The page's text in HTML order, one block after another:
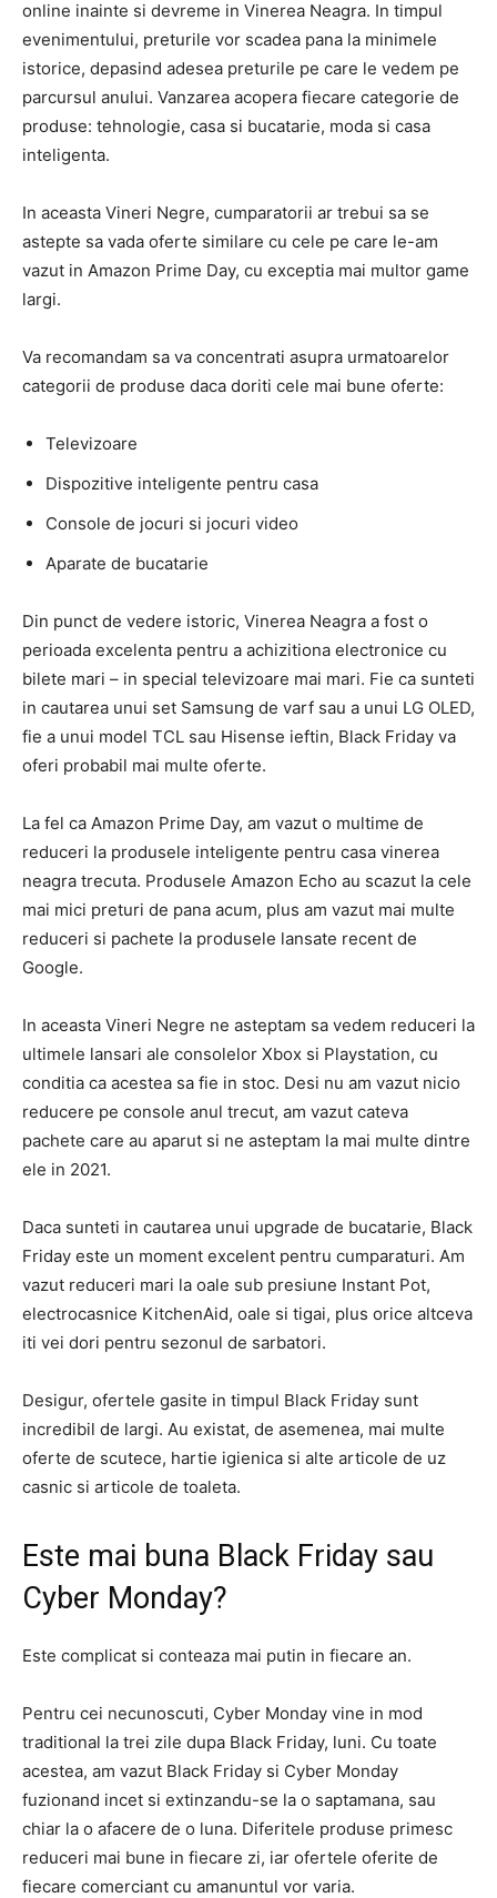
online inainte si devreme in Vinerea Neagra. In timpul
evenimentului, preturile vor scadea pana la minimele
istorice, depasind adesea preturile pe care le vedem pe
parcursul anului. Vanzarea acopera fiecare categorie de
produse: tehnologie, casa si bucatarie, moda si casa
inteligenta.
In aceasta Vineri Negre, cumparatorii ar trebui sa se
astepte sa vada oferte similare cu cele pe care le-am
vazut in Amazon Prime Day, cu exceptia mai multor game
largi.
Va recomandam sa va concentrati asupra urmatoarelor
categorii de produse daca doriti cele mai bune oferte:
Televizoare
Dispozitive inteligente pentru casa
Console de jocuri si jocuri video
Aparate de bucatarie
Din punct de vedere istoric, Vinerea Neagra a fost o
perioada excelenta pentru a achizitiona electronice cu
bilete mari – in special televizoare mai mari. Fie ca sunteti
in cautarea unui set Samsung de varf sau a unui LG OLED,
fie a unui model TCL sau Hisense ieftin, Black Friday va
oferi probabil mai multe oferte.
La fel ca Amazon Prime Day, am vazut o multime de
reduceri la produsele inteligente pentru casa vinerea
neagra trecuta. Produsele Amazon Echo au scazut la cele
mai mici preturi de pana acum, plus am vazut mai multe
reduceri si pachete la produsele lansate recent de
Google.
In aceasta Vineri Negre ne asteptam sa vedem reduceri la
ultimele lansari ale consolelor Xbox si Playstation, cu
conditia ca acestea sa fie in stoc. Desi nu am vazut nicio
reducere pe console anul trecut, am vazut cateva
pachete care au aparut si ne asteptam la mai multe dintre
ele in 2021.
Daca sunteti in cautarea unui upgrade de bucatarie, Black
Friday este un moment excelent pentru cumparaturi. Am
vazut reduceri mari la oale sub presiune Instant Pot,
electrocasnice KitchenAid, oale si tigai, plus orice altceva
iti vei dori pentru sezonul de sarbatori.
Desigur, ofertele gasite in timpul Black Friday sunt
incredibil de largi. Au existat, de asemenea, mai multe
oferte de scutece, hartie igienica si alte articole de uz
casnic si articole de toaleta.
Este mai buna Black Friday sau
Cyber ​​Monday?
Este complicat si conteaza mai putin in fiecare an.
Pentru cei necunoscuti, Cyber ​​Monday vine in mod
traditional la trei zile dupa Black Friday, luni. Cu toate
acestea, am vazut Black Friday si Cyber ​​Monday
fuzionand incet si extinzandu-se la o saptamana, sau
chiar la o afacere de o luna. Diferitele produse primesc
reduceri mai bune in fiecare zi, iar ofertele oferite de
fiecare comerciant cu amanuntul vor varia.